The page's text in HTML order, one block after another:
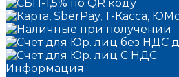
Информация